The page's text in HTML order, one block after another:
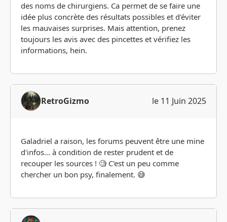
des noms de chirurgiens. Ca permet de se faire une
idée plus concrète des résultats possibles et d'éviter
les mauvaises surprises. Mais attention, prenez
toujours les avis avec des pincettes et vérifiez les
informations, hein.
RetroGizmo le 11 Juin 2025
Galadriel a raison, les forums peuvent être une mine
d'infos... à condition de rester prudent et de
recouper les sources ! 🧐 C'est un peu comme
chercher un bon psy, finalement. 😅